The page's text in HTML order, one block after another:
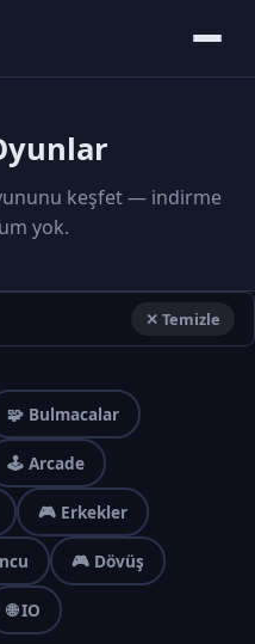
keşfet — indirme
yok.
✕ Temizle
🧩 Bulmacalar
🕹️ Arcade
🎮 Erkekler
🎮 Dövüş
🌐 IO